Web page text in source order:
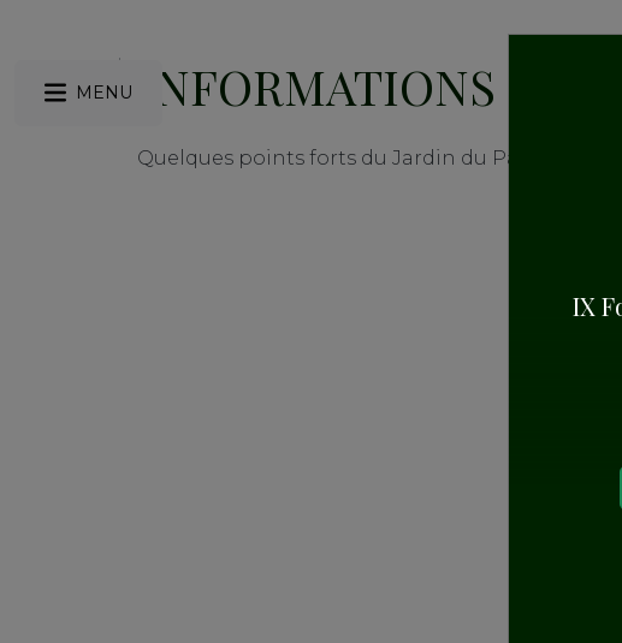
MENU INFORMATIONS
Quelques points forts du Jardin du Palais de
IX